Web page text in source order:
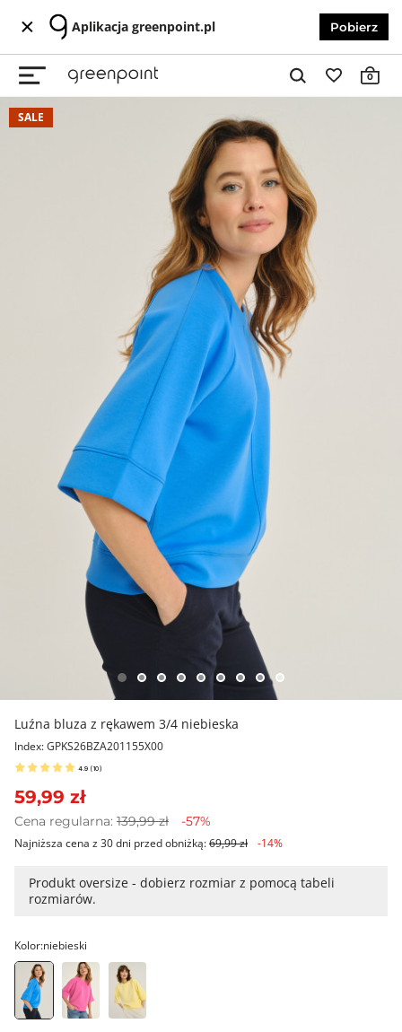
Aplikacja greenpoint.pl Pobierz
0
SALE
Luźna bluza z rękawem 3/4 niebieska
Index: GPKS26BZA201155X00
4.9 (10)
59,99 zł
Cena regularna: 139,99 zł -57%
Najniższa cena z 30 dni przed obniżką:69,99 zł -14%
Produkt oversize - dobierz rozmiar z pomocą tabeli
rozmiarów.
Kolor:niebieski